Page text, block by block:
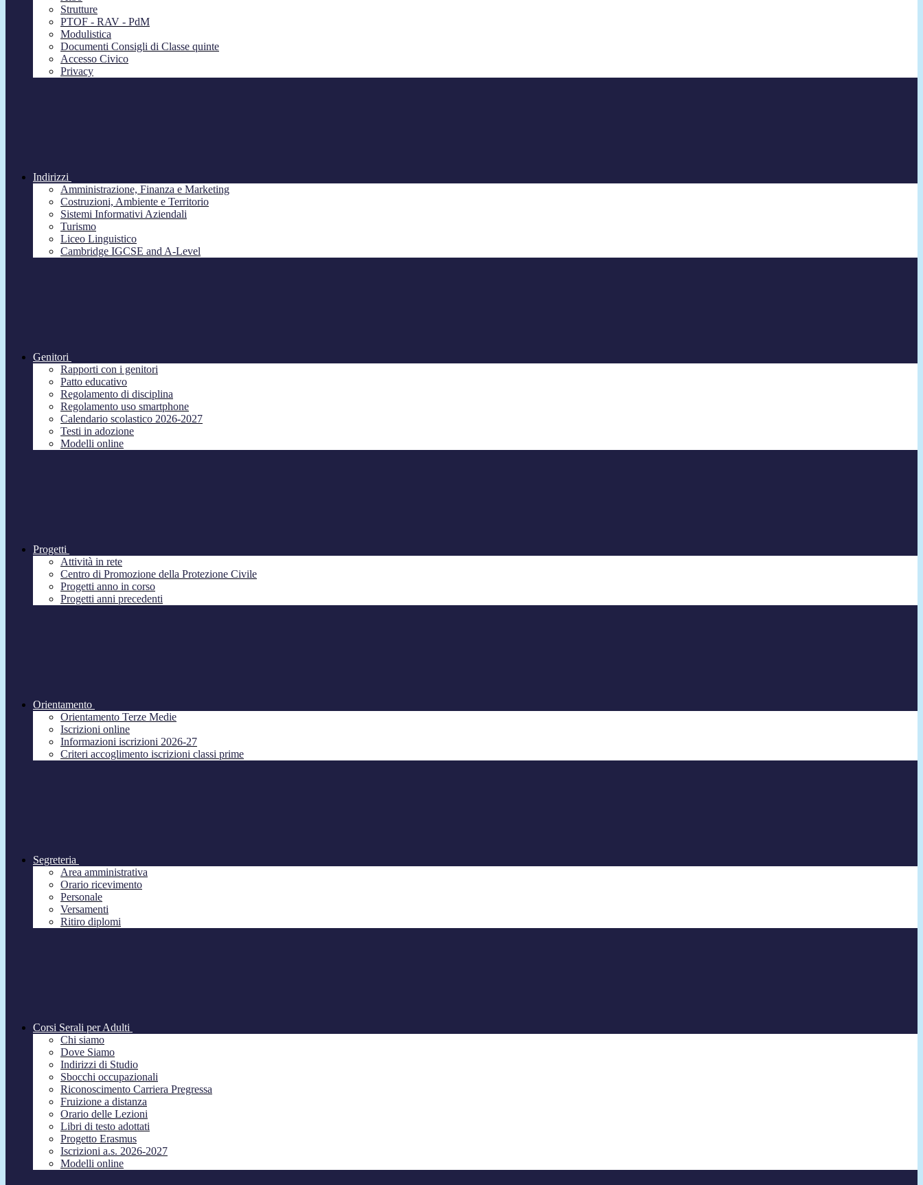
Strutture
PTOF - RAV - PdM
Modulistica
Documenti Consigli di Classe quinte
Accesso Civico
Privacy
Indirizzi
Amministrazione, Finanza e Marketing
Costruzioni, Ambiente e Territorio
Sistemi Informativi Aziendali
Turismo
Liceo Linguistico
Cambridge IGCSE and A-Level
Genitori
Rapporti con i genitori
Patto educativo
Regolamento di disciplina
Regolamento uso smartphone
Calendario scolastico 2026-2027
Testi in adozione
Modelli online
Progetti
Attività in rete
Centro di Promozione della Protezione Civile
Progetti anno in corso
Progetti anni precedenti
Orientamento
Orientamento Terze Medie
Iscrizioni online
Informazioni iscrizioni 2026-27
Criteri accoglimento iscrizioni classi prime
Segreteria
Area amministrativa
Orario ricevimento
Personale
Versamenti
Ritiro diplomi
Corsi Serali per Adulti
Chi siamo
Dove Siamo
Indirizzi di Studio
Sbocchi occupazionali
Riconoscimento Carriera Pregressa
Fruizione a distanza
Orario delle Lezioni
Libri di testo adottati
Progetto Erasmus
Iscrizioni a.s. 2026-2027
Modelli online